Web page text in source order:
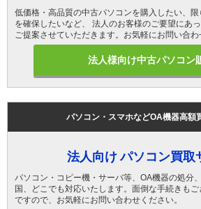
低価格・高品質の中古パソコンを購入したい、
を確保したいなど、 法人のお客様のご要望にあ
ご提案させていただきます。お気軽にお問い合わ
法人様向け中古パソコン
パソコン・スマホなどOA機器高額
法人向け パソコン買取
パソコン・コピー機・サーバ等、OA機器の処分
国、どこでも対応いたします。面倒な手続きも
ですので、お気軽にお問い合わせください。